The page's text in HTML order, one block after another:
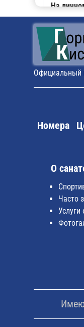
На
Поездом:
Официальный
Номера
О
Часто
Услуги